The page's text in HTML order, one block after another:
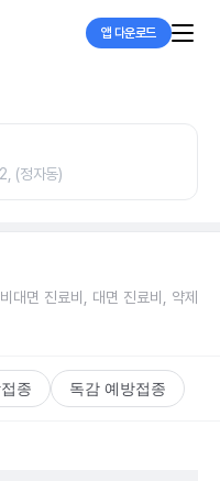
앱 다운로드
(정자동)
대면 진료비, 대면 진료비, 약제
종 독감 예방접종